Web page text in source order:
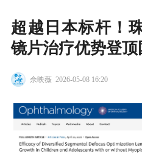
超越日本标杆！
镜片治疗优势登顶
佘映薇 2026-05-08 16:20